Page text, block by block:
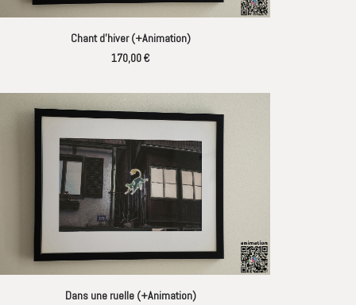
AJOUTER AU PANIER
Chant d’hiver (+Animation)
170,00€
AJOUTER AU PANIER
Dans une ruelle (+Animation)